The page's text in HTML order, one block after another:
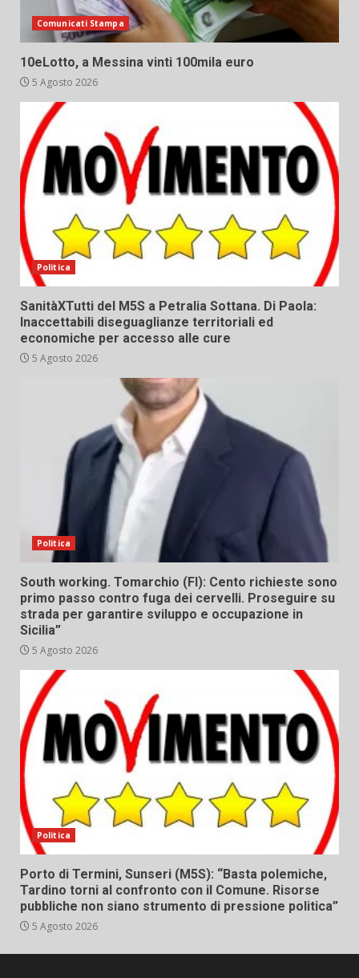
Comunicati Stampa
10eLotto, a Messina vinti 100mila euro
5 Agosto 2026
Politica
SanitàXTutti del M5S a Petralia Sottana. Di Paola:
Inaccettabili diseguaglianze territoriali ed
economiche per accesso alle cure
5 Agosto 2026
Politica
South working. Tomarchio (FI): Cento richieste sono
primo passo contro fuga dei cervelli. Proseguire su
strada per garantire sviluppo e occupazione in
Sicilia”
5 Agosto 2026
Politica
Porto di Termini, Sunseri (M5S): “Basta polemiche,
Tardino torni al confronto con il Comune. Risorse
pubbliche non siano strumento di pressione politica”
5 Agosto 2026